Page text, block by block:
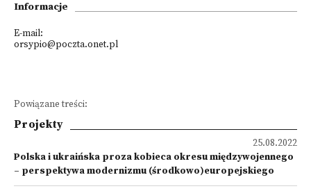
Informacje
E-mail:
orsypio@poczta.onet.pl
Powiązane treści:
Projekty
25.08.2022
Polska i ukraińska proza kobieca okresu międzywojennego
– perspektywa modernizmu (środkowo)europejskiego